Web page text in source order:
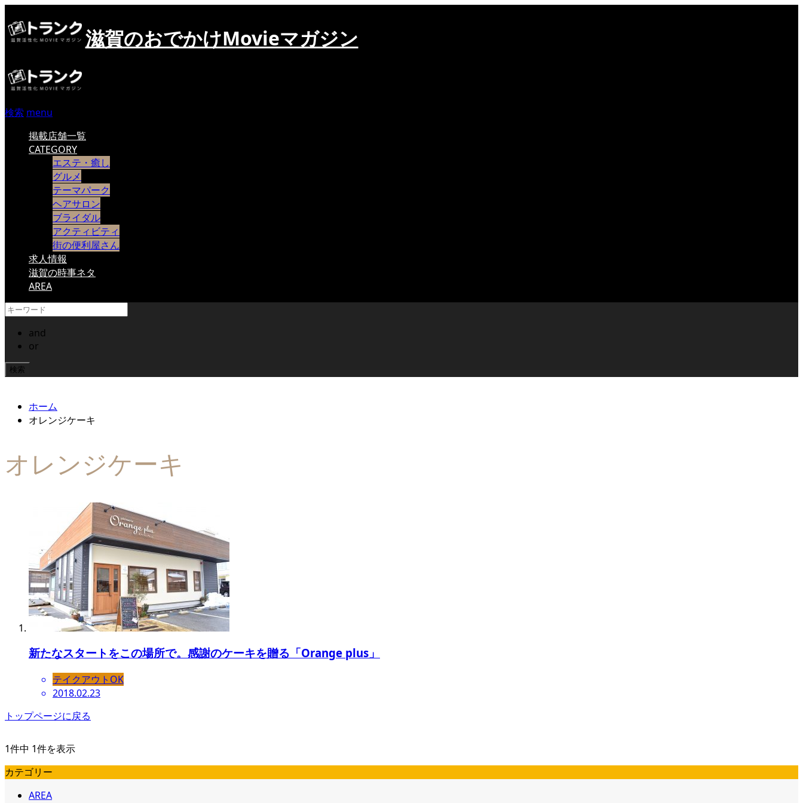
滋賀のおでかけMovieマガジン
検索 menu
掲載店舗一覧
CATEGORY
エステ・癒し
グルメ
テーマパーク
ヘアサロン
ブライダル
アクティビティ
街の便利屋さん
求人情報
滋賀の時事ネタ
AREA
and
or
ホーム
オレンジケーキ
オレンジケーキ
新たなスタートをこの場所で。感謝のケーキを贈る「Orange plus」
テイクアウトOK
2018.02.23
トップページに戻る
1件中 1件を表示
カテゴリー
AREA